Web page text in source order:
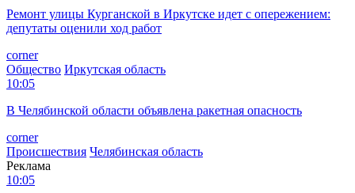
Ремонт улицы Курганской в Иркутске идет с опережением:
депутаты оценили ход работ
corner
Общество Иркутская область
10:05
В Челябинской области объявлена ракетная опасность
corner
Происшествия Челябинская область
Реклама
10:05